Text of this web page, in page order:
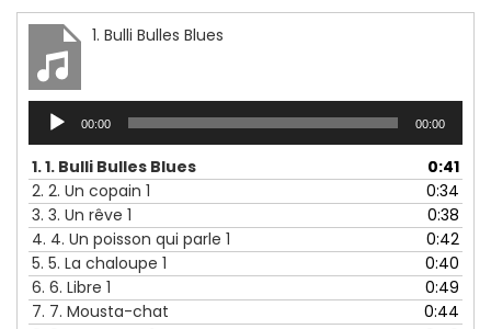
1. Bulli Bulles Blues
Lecteur
audio
00:00 00:00
1.1. Bulli Bulles Blues
0:41
2. 2. Un copain 1
0:34
3. 3. Un rêve 1
0:38
4. 4. Un poisson qui parle 1
0:42
5. 5. La chaloupe 1
0:40
6. 6. Libre 1
0:49
7. 7. Mousta-chat
0:44